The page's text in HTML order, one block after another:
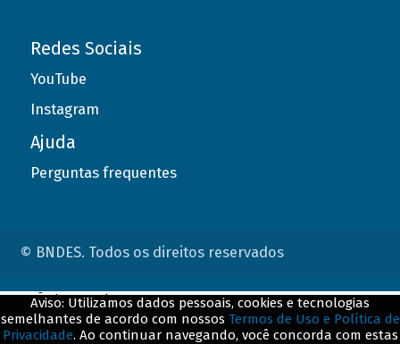
Redes Sociais
YouTube
Instagram
Ajuda
Perguntas frequentes
© BNDES. Todos os direitos reservados
Aviso: Utilizamos dados pessoais, cookies e tecnologias
semelhantes de acordo com nossos Termos de Uso e Política de
Privacidade. Ao continuar navegando, você concorda com estas
ConteÃºdo complementar
${title}${badge}